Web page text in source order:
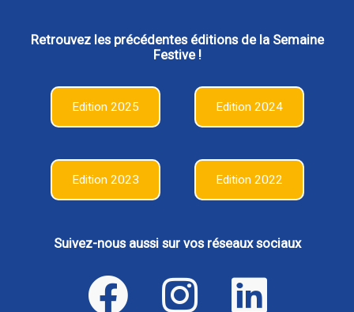
Retrouvez les précédentes éditions de la Semaine
Festive !
Edition 2025 Edition 2024
Edition 2023 Edition 2022
Suivez-nous aussi sur vos réseaux sociaux